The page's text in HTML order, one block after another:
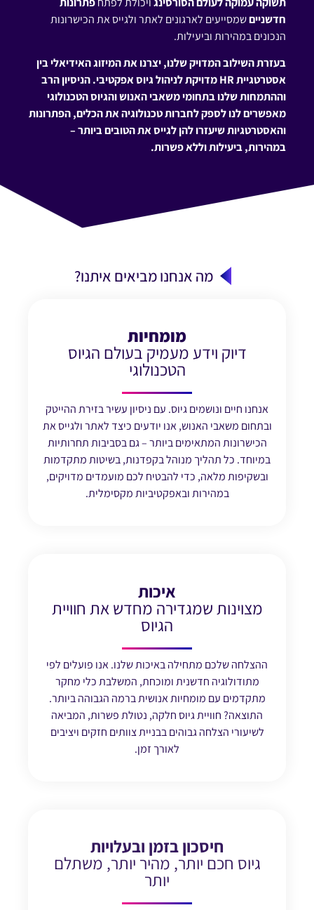
חדשנייםשמסייעים לארגונים לאתר ולגייס את הכישרונות
הנכונים במהירות וביעילות.
בעזרת השילוב המדויק שלנו, יצרנו את המיזוג האידיאלי בין
אסטרטגיית HR מדויקת לניהול גיוס אפקטיבי. הניסיון הרב
וההתמחות שלנו בתחומי משאבי האנוש והגיוס הטכנולוגי
מאפשרים לנו לספק לחברות טכנולוגיה את הכלים, הפתרונות
והאסטרטגיות שיעזרו להן לגייס את הטובים ביותר –
במהירות, ביעילות וללא פשרות.
מה אנחנו מביאים איתנו?
מומחיות
דיוק וידע מעמיק בעולם הגיוס
הטכנולוגי
אנחנו חיים ונושמים גיוס. עם ניסיון עשיר בזירת ההייטק
ובתחום משאבי האנוש, אנו יודעים כיצד לאתר ולגייס את
הכישרונות המתאימים ביותר – גם בסביבות תחרותיות
במיוחד. כל תהליך מנוהל בקפדנות, בשיטות מתקדמות
ובשקיפות מלאה, כדי להבטיח לכם מועמדים מדויקים,
במהירות ובאפקטיביות מקסימלית.
איכות
מצוינות שמגדירה מחדש את חוויית
הגיוס
ההצלחה שלכם מתחילה באיכות שלנו. אנו פועלים לפי
מתודולוגיה חדשנית ומוכחת, המשלבת כלי מחקר
מתקדמים עם מומחיות אנושית ברמה הגבוהה ביותר.
התוצאה? חוויית גיוס חלקה, נטולת פשרות, המביאה
לשיעורי הצלחה גבוהים בבניית צוותים חזקים ויציבים
לאורך זמן.
חיסכון בזמן ובעלויות
גיוס חכם יותר, מהיר יותר, משתלם
יותר